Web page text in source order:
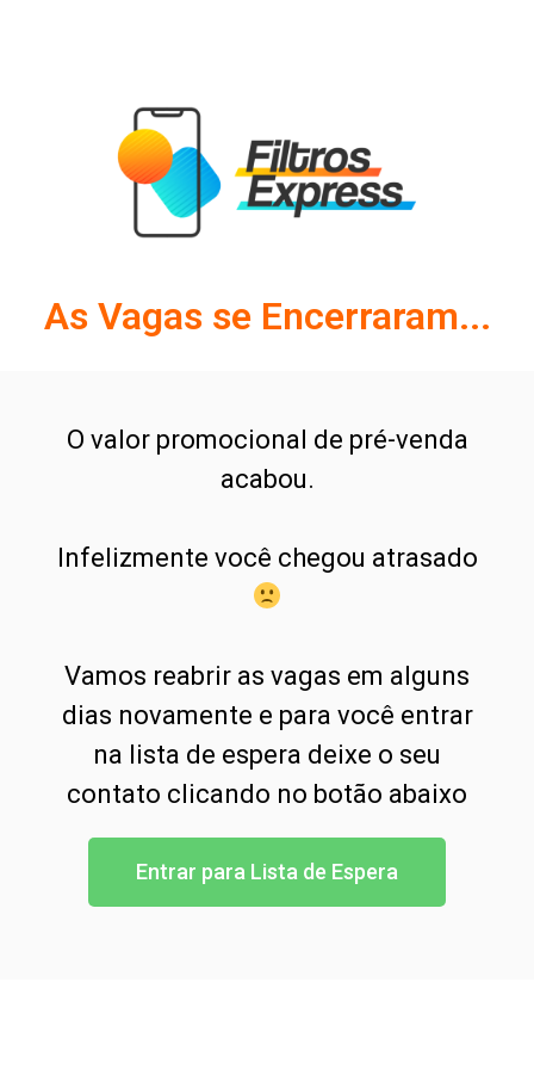
As Vagas se Encerraram...
O valor promocional de pré-venda
acabou.
Infelizmente você chegou atrasado
Vamos reabrir as vagas em alguns
dias novamente e para você entrar
na lista de espera deixe o seu
contato clicando no botão abaixo
Entrar para Lista de Espera